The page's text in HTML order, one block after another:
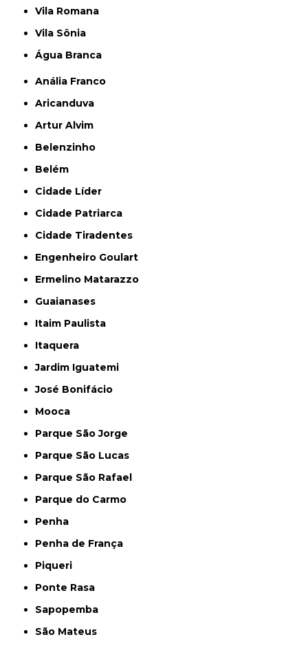
Vila Romana
Vila Sônia
Água Branca
Anália Franco
Aricanduva
Artur Alvim
Belenzinho
Belém
Cidade Líder
Cidade Patriarca
Cidade Tiradentes
Engenheiro Goulart
Ermelino Matarazzo
Guaianases
Itaim Paulista
Itaquera
Jardim Iguatemi
José Bonifácio
Mooca
Parque São Jorge
Parque São Lucas
Parque São Rafael
Parque do Carmo
Penha
Penha de França
Piqueri
Ponte Rasa
Sapopemba
São Mateus